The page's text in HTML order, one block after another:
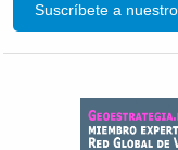
Suscríbete a